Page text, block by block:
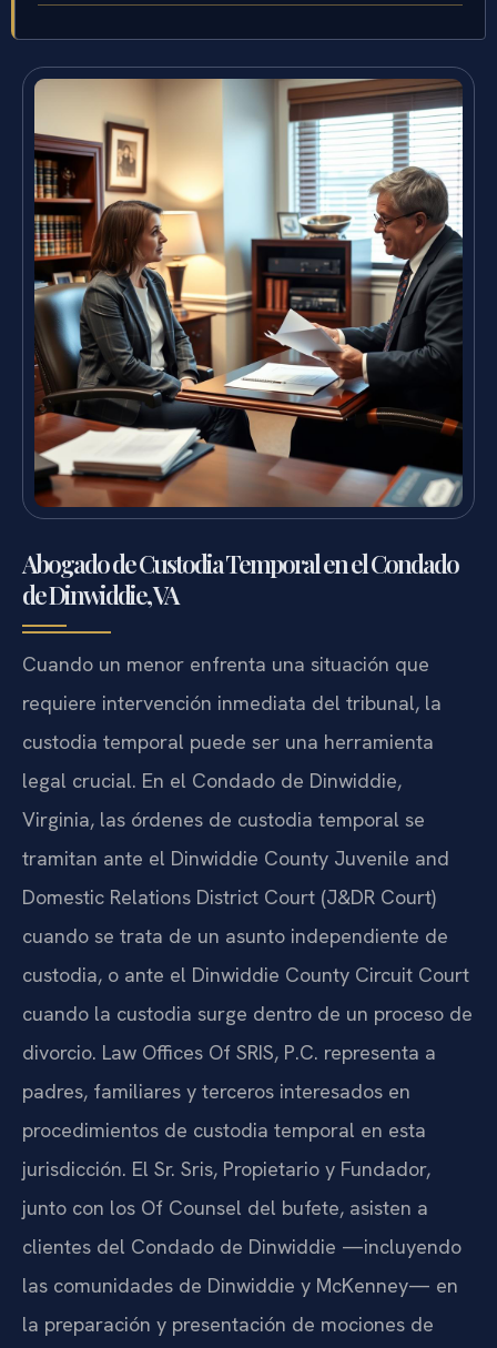
Abogado de Custodia Temporal en el Condado
de Dinwiddie, VA
Cuando un menor enfrenta una situación que
requiere intervención inmediata del tribunal, la
custodia temporal puede ser una herramienta
legal crucial. En el Condado de Dinwiddie,
Virginia, las órdenes de custodia temporal se
tramitan ante el Dinwiddie County Juvenile and
Domestic Relations District Court (J&DR Court)
cuando se trata de un asunto independiente de
custodia, o ante el Dinwiddie County Circuit Court
cuando la custodia surge dentro de un proceso de
divorcio. Law Offices Of SRIS, P.C. representa a
padres, familiares y terceros interesados en
procedimientos de custodia temporal en esta
jurisdicción. El Sr. Sris, Propietario y Fundador,
junto con los Of Counsel del bufete, asisten a
clientes del Condado de Dinwiddie —incluyendo
las comunidades de Dinwiddie y McKenney— en
la preparación y presentación de mociones de